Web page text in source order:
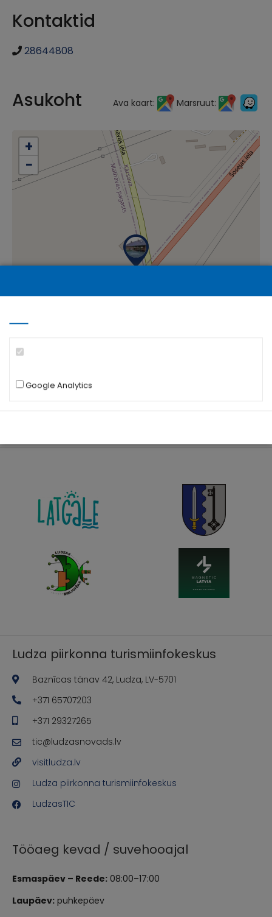
Kontaktid
28644808
Asukoht Ava kaart: Marsruut:
+
−
Ludza piirkonna turismiinfokeskus
Baznīcas tänav 42, Ludza, LV-5701
+371 65707203
+371 29327265
tic@ludzasnovads.lv
visitludza.lv
Ludza piirkonna turismiinfokeskus
LudzasTIC
Tööaeg kevad / suvehooajal
Esmaspäev – Reede: 08:00–17:00
Laupäev: puhkepäev
Google Analytics